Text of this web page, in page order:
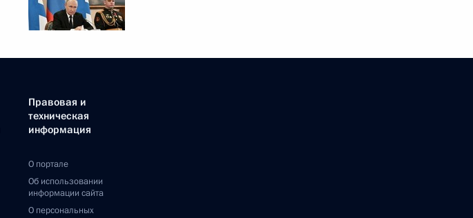
Правовая и
техническая
информация
О портале
Об использовании
информации сайта
О персональных